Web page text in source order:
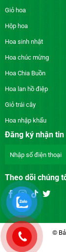
Giỏ hoa
Hộp hoa
Hoa sinh nhật
Hoa chúc mừng
Hoa Chia Buồn
Hoa lan hồ điệp
Giỏ trái cây
Hoa nhập khẩu
Đăng ký nhận tin
Theo dõi chúng
©